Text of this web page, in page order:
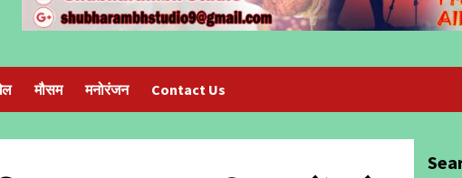
मौसम मनोरंजन Contact Us